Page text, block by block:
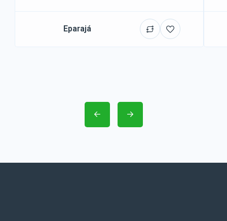
Eparajá